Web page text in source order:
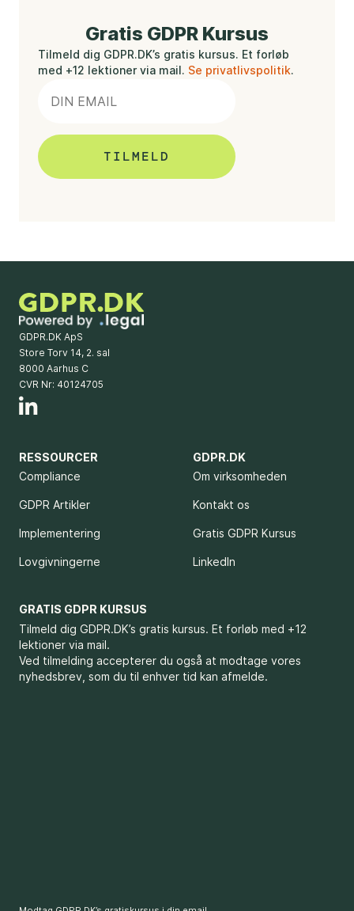
Gratis GDPR Kursus
Tilmeld dig GDPR.DK’s gratis kursus. Et forløb
med +12 lektioner via mail. Se privatlivspolitik.
GDPR.DK ApS
Store Torv 14, 2. sal
8000 Aarhus C
CVR Nr: 40124705
RESSOURCER
Compliance
GDPR Artikler
Implementering
Lovgivningerne
GDPR.DK
Om virksomheden
Kontakt os
Gratis GDPR Kursus
LinkedIn
GRATIS GDPR KURSUS
Tilmeld dig GDPR.DK’s gratis kursus. Et forløb med +12
lektioner via mail.
Ved tilmelding accepterer du også at modtage vores
nyhedsbrev, som du til enhver tid kan afmelde.